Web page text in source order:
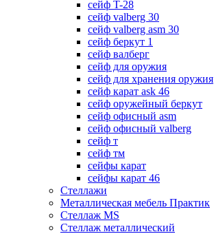
сейф T-28
сейф valberg 30
сейф valberg asm 30
сейф беркут 1
сейф валберг
сейф для оружия
сейф для хранения оружия
сейф карат ask 46
сейф оружейный беркут
сейф офисный asm
сейф офисный valberg
сейф т
сейф тм
сейфы карат
сейфы карат 46
Стеллажи
Металлическая мебель Практик
Стеллаж MS
Стеллаж металлический